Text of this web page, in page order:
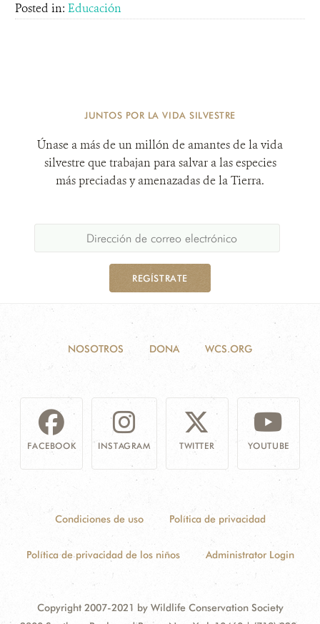
Posted in: Educación
JUNTOS POR LA VIDA SILVESTRE
Únase a más de un millón de amantes de la vida
silvestre que trabajan para salvar a las especies
más preciadas y amenazadas de la Tierra.
REGÍSTRATE
NOSOTROS DONA WCS.ORG
FACEBOOK INSTAGRAM TWITTER YOUTUBE
Condiciones de uso Política de privacidad
Política de privacidad de los niños Administrator Login
Copyright 2007-2021 by Wildlife Conservation Society